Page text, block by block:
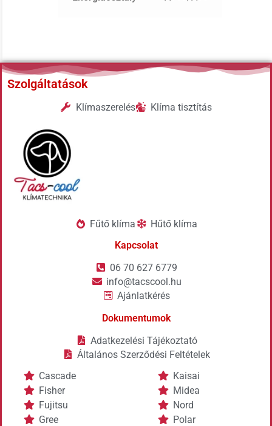
Szolgáltatások
Klímaszerelés Klíma tisztítás
Fűtő klíma
Hűtő klíma
Kapcsolat
06 70 627 6779
info@tacscool.hu
Ajánlatkérés
Dokumentumok
Adatkezelési Tájékoztató
Általános Szerződési Feltételek
Cascade
Fisher
Fujitsu
Gree
Kaisai
Midea
Nord
Polar